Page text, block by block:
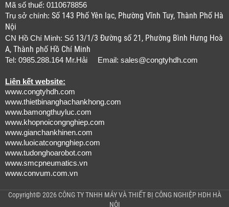
Mã số thuế: 0110678856
Trụ sở chính: Số 143 Phố Yên lạc, Phường Vĩnh Tuy, Thành Phố Hà
Nội
CN Hồ Chí Minh: Số 13/1/3 Đường số 21, Phường Bình Hưng Hoà
A, Thành phố Hồ Chí Minh
Tel: 0985.288.164 Mr.Hải Email: sales@congtyhdh.com
Liên kết website:
www.congtyhdh.com
www.thietbinanghachankhong.com
www.bamongthuyluc.com
www.khopnoicongnghiep.com
www.gianchankhinen.com
www.luoicatcongnghiep.com
www.tudonghoarobot.com
www.smcpneumatics.vn
www.convum.com.vn
Copyright© 2026 CÔNG TY TNHH MÁY VÀ THIẾT BỊ CÔNG NGHIỆP HDH HÀ
NỘI